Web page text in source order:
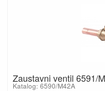
Zaustavni ventil 6591/
Katalog: 6590/M42A